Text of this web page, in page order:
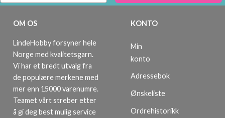
OM OS
LindeHobby forsyner hele
Norge med kvalitetsgarn.
Vi har et bredt utvalg fra
de populære merkene med
mer enn 15000 varenumre.
Teamet vårt streber etter
å gi deg best mulig service
KONTO
Min
konto
Adressebok
Ønskeliste
Ordrehistorikk